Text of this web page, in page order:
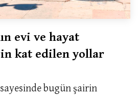
evi ve hayat
kat edilen yollar
bugün şairin